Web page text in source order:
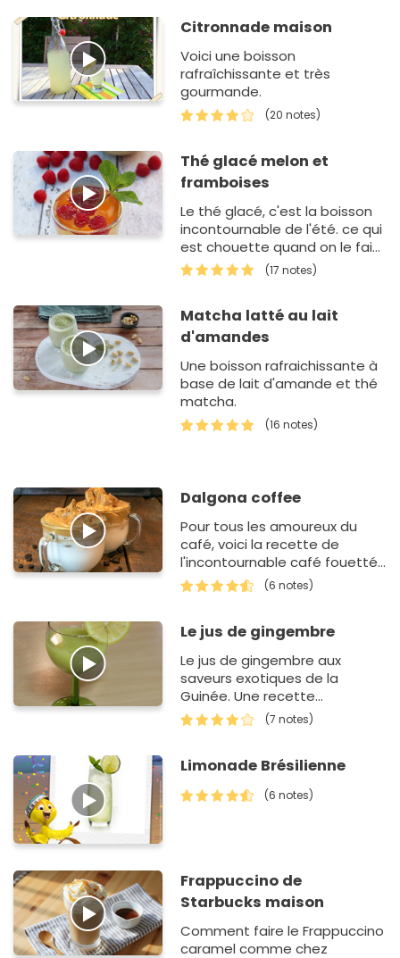
Citronnade maison
Voici une boisson
rafraîchissante et très
gourmande.
(20 notes)
Thé glacé melon et
framboises
Le thé glacé, c'est la boisson
incontournable de l'été. ce qui
est chouette quand on le fait
à la maison, c'est qu'on peut
le cus…
(17 notes)
Matcha latté au lait
d'amandes
Une boisson rafraichissante à
base de lait d'amande et thé
matcha.
(16 notes)
Dalgona coffee
Pour tous les amoureux du
café, voici la recette de
l'incontournable café fouetté,
le dalgona coffee.
(6 notes)
Le jus de gingembre
Le jus de gingembre aux
saveurs exotiques de la
Guinée. Une recette
authentique de Madame
Fofana pour les ateliers de
(7 notes)
Limonade Brésilienne
(6 notes)
Frappuccino de
Starbucks maison
Comment faire le Frappuccino
caramel comme chez